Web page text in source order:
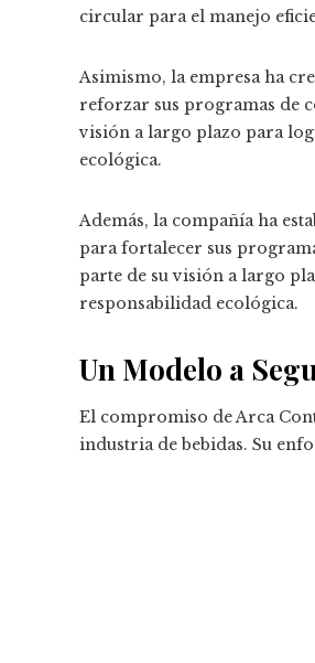
circular para el manejo
Asimismo, la empresa ha
reforzar sus programas de
visión a largo plazo para
ecológica.
Además, la compañía ha
para fortalecer sus
parte de su visión a largo
responsabilidad ecológica.
Un Modelo a
El compromiso de Arca
industria de bebidas. Su